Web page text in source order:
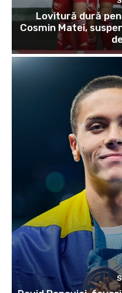
Lovitură dură
Cosmin Matei,